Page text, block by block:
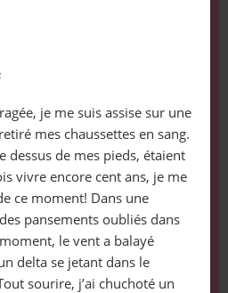
je me suis assise sur une
mes chaussettes en sang.
dessus de mes pieds, étaient
vivre encore cent ans, je me
ce moment! Dans une
pansements oubliés dans
le vent a balayé
delta se jetant dans le
sourire, j’ai chuchoté un